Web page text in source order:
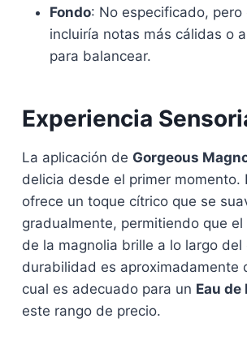
Fondo: No especificado, pero
incluiría notas más cálidas o
para balancear.
Experiencia
La aplicación de Gorgeous
delicia desde el primer momento.
ofrece un toque cítrico que se
gradualmente, permitiendo que el
de la magnolia brille a lo largo del
durabilidad es aproximadamente
cual es adecuado para un Eau de
este rango de precio.